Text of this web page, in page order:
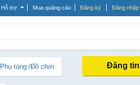
Hỗ trợ Mua quảng cáo Đăng ký Đăng nhập
Phụ tùng /Đồ chơi Đăng tin